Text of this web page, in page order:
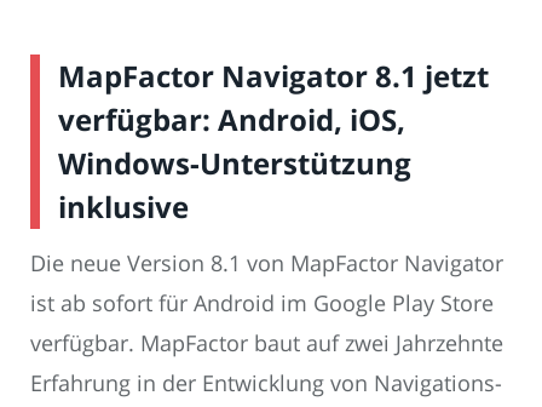
MapFactor Navigator 8.1 jetzt
verfügbar: Android, iOS,
Windows-Unterstützung
inklusive
Die neue Version 8.1 von MapFactor Navigator
ist ab sofort für Android im Google Play Store
verfügbar. MapFactor baut auf zwei Jahrzehnte
Erfahrung in der Entwicklung von Navigations-